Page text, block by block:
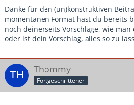
Danke für den (un)konstruktiven
momentanen Format hast du bereits
noch deinerseits Vorschläge, wie man
oder ist dein Vorschlag, alles so zu
Thommy
Fortgeschrittener